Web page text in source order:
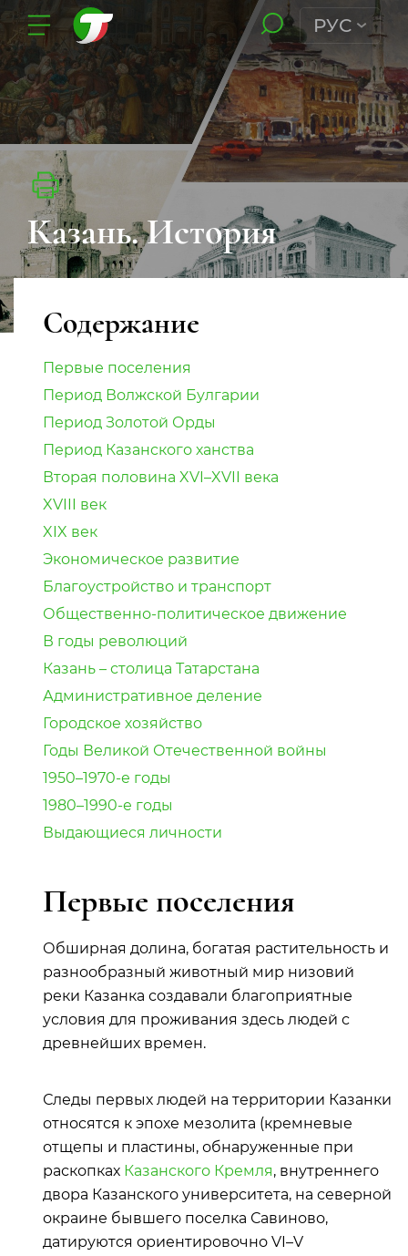
РУС
Казань. История
Содержание
Первые поселения
Период Волжской Булгарии
Период Золотой Орды
Период Казанского ханства
Вторая половина XVI–XVII века
XVIII век
XIX век
Экономическое развитие
Благоустройство и транспорт
Общественно-политическое движение
В годы революций
Казань – столица Татарстана
Административное деление
Городское хозяйство
Годы Великой Отечественной войны
1950–1970-е годы
1980–1990-е годы
Выдающиеся личности
Первые поселения
Обширная долина, богатая растительность и
разнообразный животный мир низовий
реки Казанка создавали благоприятные
условия для проживания здесь людей с
древнейших времен.
Следы первых людей на территории Казанки
относятся к эпохе мезолита (кремневые
отщепы и пластины, обнаруженные при
раскопках Казанского Кремля, внутреннего
двора Казанского университета, на северной
окраине бывшего поселка Савиново,
датируются ориентировочно VI–V